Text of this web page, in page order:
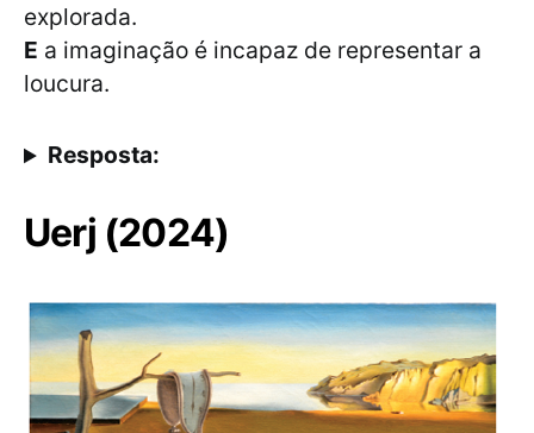
explorada.
E a imaginação é incapaz de representar a
loucura.
Resposta:
Uerj (2024)